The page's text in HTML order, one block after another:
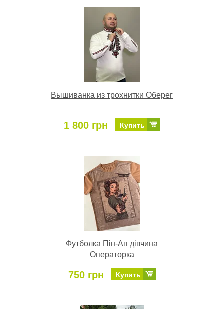
Вышиванка из трохнитки Оберег
1 800 грн Купить
Футболка Пін-Ап дівчина
Операторка
750 грн Купить